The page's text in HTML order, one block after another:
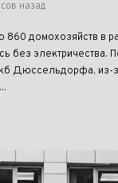
назад
860 домохозяйств в
без электричества.
Дюссельдорфа, из-